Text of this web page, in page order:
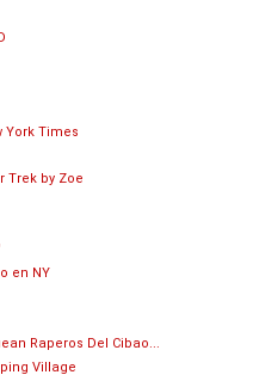
York Times
Trek by Zoe
en NY
Raperos Del Cibao...
Village